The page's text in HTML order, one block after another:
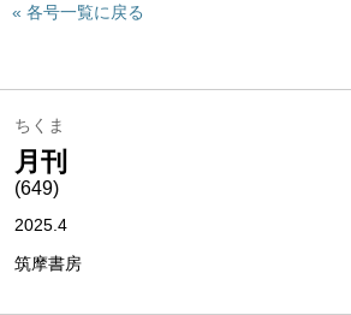
各号一覧に戻る
ちくま
月刊
(649)
2025.4
筑摩書房